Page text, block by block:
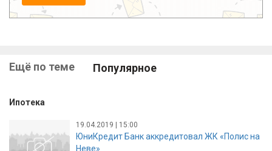
Ещё по теме Популярное
Ипотека
19.04.2019 | 15:00
ЮниКредит Банк аккредитовал ЖК «Полис на
Неве»